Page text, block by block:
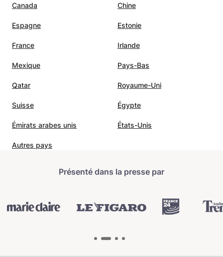
Canada Chine
Espagne Estonie
France Irlande
Mexique Pays-Bas
Qatar Royaume-Uni
Suisse Égypte
Émirats arabes unis États-Unis
Autres pays
Présenté dans la presse par